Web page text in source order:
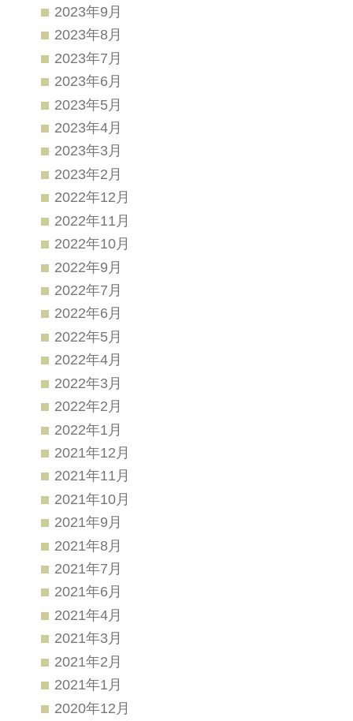
2023年9月
2023年8月
2023年7月
2023年6月
2023年5月
2023年4月
2023年3月
2023年2月
2022年12月
2022年11月
2022年10月
2022年9月
2022年7月
2022年6月
2022年5月
2022年4月
2022年3月
2022年2月
2022年1月
2021年12月
2021年11月
2021年10月
2021年9月
2021年8月
2021年7月
2021年6月
2021年4月
2021年3月
2021年2月
2021年1月
2020年12月